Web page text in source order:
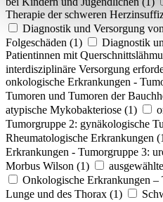
Therapie der schweren
Diagnostik und Versorgung
Folgeschäden (1)
Diagnostik
Patientinnen mit
interdisziplinäre Versorgung
onkologische Erkrankungen -
Tumoren und Tumoren der
atypische Mykobakteriose (1)
Tumorgruppe 2: gynäkologische
Rheumatologische Erkrankungen
Erkrankungen - Tumorgruppe 3:
Morbus Wilson (1)
Onkologische Erkrankungen –
Lunge und des Thorax (1)